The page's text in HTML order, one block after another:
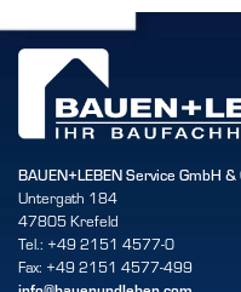
BAUEN+LEBEN Service GmbH &
Untergath 184
47805 Krefeld
Tel.: +49 2151 4577-0
Fax: +49 2151 4577-499